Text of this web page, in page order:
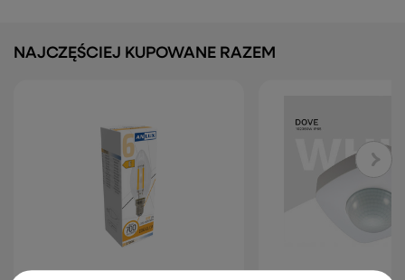
NAJCZĘŚCIEJ KUPOWANE RAZEM